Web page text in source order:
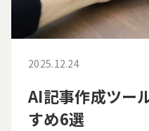
2025.12.24
AI記事作成ツー
すめ6選